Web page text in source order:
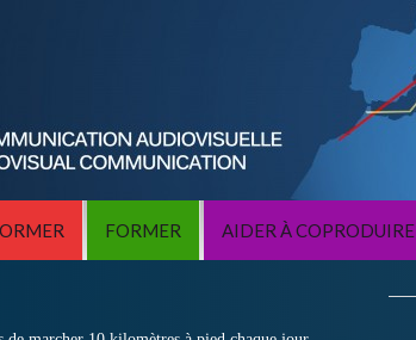
FORMER AIDER À COPRODUIRE